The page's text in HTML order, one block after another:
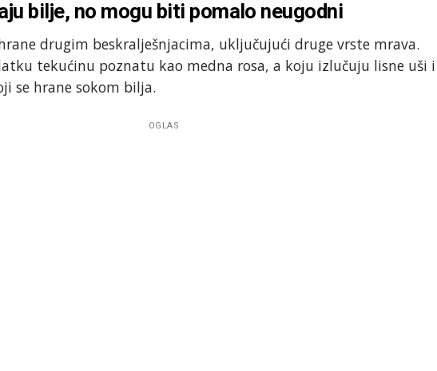
bilje, no mogu biti pomalo neugodni
drugim beskralješnjacima, uključujući druge vrste mrava.
tekućinu poznatu kao medna rosa, a koju izlučuju lisne uši i
se hrane sokom bilja.
OGLAS